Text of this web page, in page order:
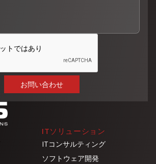
ITソリューション
ITコンサルティング
ソフトウェア開発